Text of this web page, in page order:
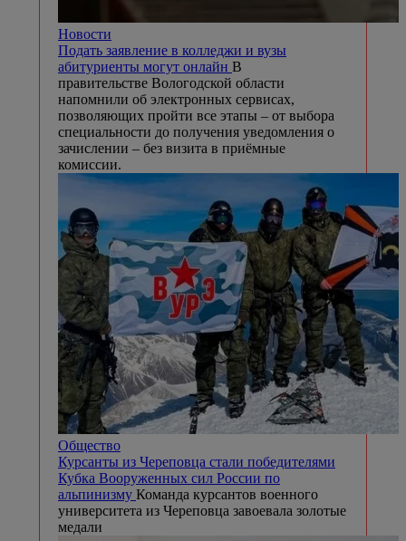
Новости
Подать заявление в колледжи и вузы
абитуриенты могут онлайн В
правительстве Вологодской области
напомнили об электронных сервисах,
позволяющих пройти все этапы – от выбора
специальности до получения уведомления о
зачислении – без визита в приёмные
комиссии.
Общество
Курсанты из Череповца стали победителями
Кубка Вооруженных сил России по
альпинизму Команда курсантов военного
университета из Череповца завоевала золотые
медали